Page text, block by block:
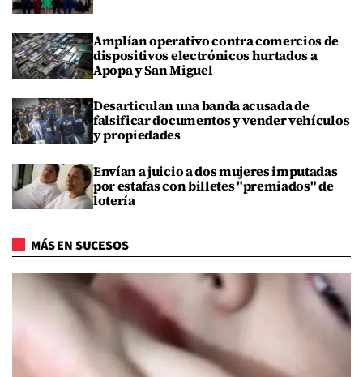
Amplían operativo contra comercios de
dispositivos electrónicos hurtados a
Apopa y San Miguel
Desarticulan una banda acusada de
falsificar documentos y vender vehículos
y propiedades
Envían a juicio a dos mujeres imputadas
por estafas con billetes "premiados" de
lotería
MÁS EN SUCESOS